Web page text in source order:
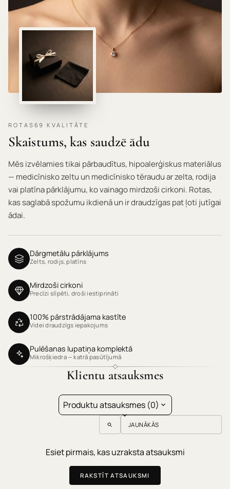
ROTAS69 KVALITĀTE
Skaistums, kas saudzē ādu
Mēs izvēlamies tikai pārbaudītus, hipoalerģiskus materiālus
— medicīnisko zeltu un medicīnisko tēraudu ar zelta, rodija
vai platīna pārklājumu, ko vainago mirdzoši cirkoni. Rotas,
kas saglabā spožumu ikdienā un ir draudzīgas pat ļoti jutīgai
ādai.
Dārgmetālu pārklājums
Zelts, rodijs, platīns
Mirdzoši cirkoni
Precīzi slīpēti, droši iestiprināti
100% pārstrādājama kastīte
Videi draudzīgs iepakojums
Pulēšanas lupatiņa komplektā
Mikrošķiedra — katrā pasūtījumā
Klientu atsauksmes
Produktu atsauksmes (0)
Sort reviews by
Esiet pirmais, kas uzraksta atsauksmi
RAKSTĪT ATSAUKSMI